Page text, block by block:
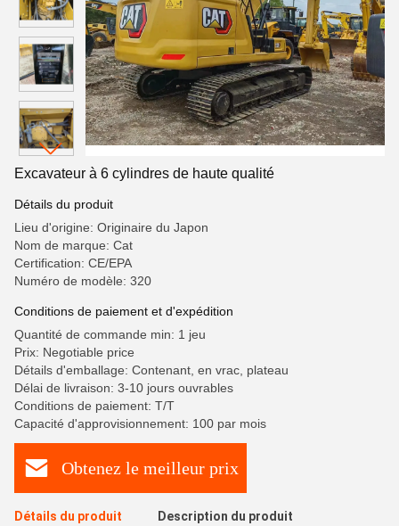
Excavateur à 6 cylindres de haute qualité
Détails du produit
Lieu d'origine: Originaire du Japon
Nom de marque: Cat
Certification: CE/EPA
Numéro de modèle: 320
Conditions de paiement et d'expédition
Quantité de commande min: 1 jeu
Prix: Negotiable price
Détails d'emballage: Contenant, en vrac, plateau
Délai de livraison: 3-10 jours ouvrables
Conditions de paiement: T/T
Capacité d'approvisionnement: 100 par mois
Obtenez le meilleur prix
Détails du produit Description du produit